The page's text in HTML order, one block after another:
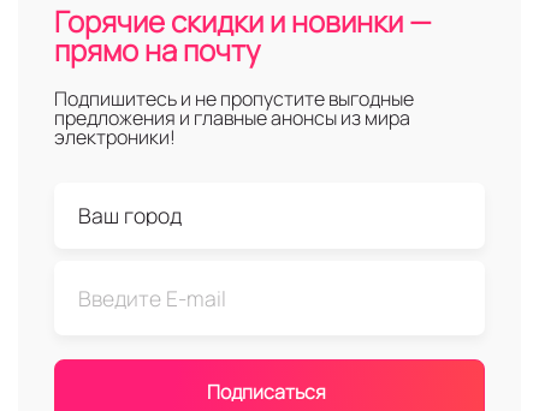
Горячие скидки и новинки —
прямо на почту
Подпишитесь и не пропустите выгодные
предложения и главные анонсы из мира
электроники!
Подписаться